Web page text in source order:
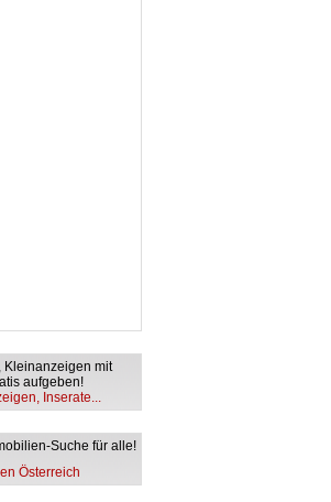
Kleinanzeigen mit
aufgeben!
Inserate...
Suche für alle!
Österreich